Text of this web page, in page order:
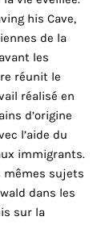
his Cave,
de la
les
réunit le
réalisé en
d’origine
l’aide du
immigrants.
mêmes sujets
dans les
sur la